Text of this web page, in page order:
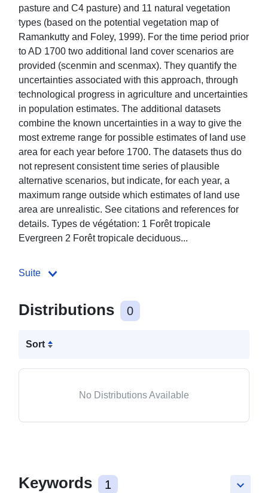
pasture and C4 pasture) and 11 natural vegetation
types (based on the potential vegetation map of
Ramankutty and Foley, 1999). For the time period prior
to AD 1700 two additional land cover scenarios are
provided (scenmin and scenmax). They quantify the
uncertainties associated with this approach, through
technological progress in agriculture and uncertainties
in population estimates. The additional datasets
combine the known uncertainties in a way to give the
most extreme range for possible estimates of land use
area for each year before 1700. The datasets thus do
not represent consistent time series of plausible
alternative scenarios, but indicate, for each year, a
maximum range outside which estimates of land use
area are unrealistic. See citations and references for
details. Types de végétation: 1 Forêt tropicale
Evergreen 2 Forêt tropicale deciduous...
Suite
Distributions 0
Sort
No Distributions Available
keyboard_arrow_down
Keywords 1